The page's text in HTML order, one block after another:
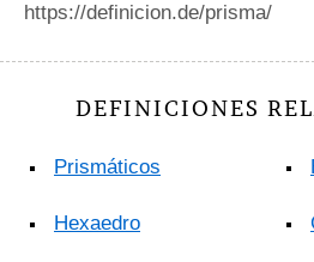
https://definicion.de/prisma/
DEFINICIONES
Prismáticos
Hexaedro